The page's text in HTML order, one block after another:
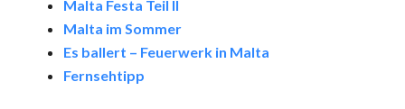
Malta Festa Teil II
Malta im Sommer
Es ballert – Feuerwerk in Malta
Fernsehtipp